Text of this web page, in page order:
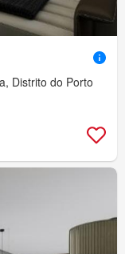
Distrito do Porto